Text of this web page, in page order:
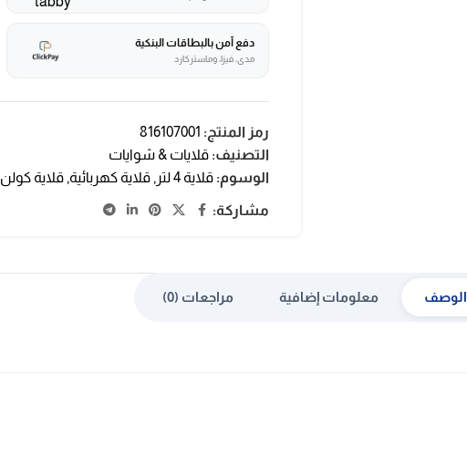
دفع آمن بالبطاقات البنكية
مدى، فيزا، وماستركارد
رمز المنتج: 816107001
التصنيف: قلايات & شوايات
الوسوم: قلاية 4 لتر , قلاية كهربائية, قلاية كولن
مشاركة:
الوصف معلومات إضافية مراجعات (0)